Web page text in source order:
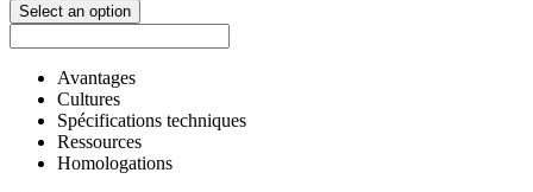
Select an option
Avantages
Cultures
Spécifications techniques
Ressources
Homologations